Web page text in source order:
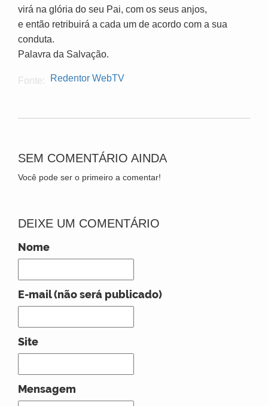
virá na glória do seu Pai, com os seus anjos,
e então retribuirá a cada um de acordo com a sua
conduta.
Palavra da Salvação.
Fonte: Redentor WebTV
SEM COMENTÁRIO AINDA
Você pode ser o primeiro a comentar!
DEIXE UM COMENTÁRIO
Nome
E-mail (não será publicado)
Site
Mensagem